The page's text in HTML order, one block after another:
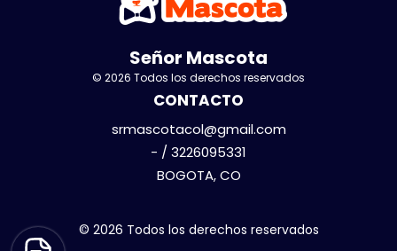
Señor Mascota
© 2026 Todos los derechos reservados
CONTACTO
srmascotacol@gmail.com
- / 3226095331
BOGOTA, CO
© 2026 Todos los derechos reservados